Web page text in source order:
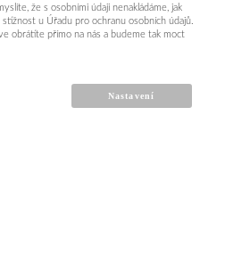
že s osobními údaji nenakládáme, jak
u Úřadu pro ochranu osobních údajů.
obrátíte přímo na nás a budeme tak moct
Nastavení